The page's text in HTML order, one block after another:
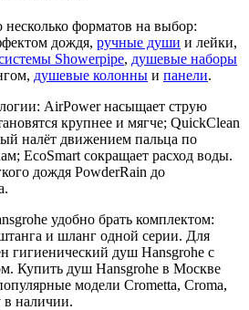
форматов на выбор:
дождя, ручные души и лейки,
Showerpipe, душевые наборы
душевые колонны и панели.
AirPower насыщает струю
крупнее и мягче; QuickClean
налёт движением пальца по
EcoSmart сокращает расход воды.
дождя PowderRain до
удобно брать комплектом:
и шланг одной серии. Для
гигиенический душ Hansgrohe с
Купить душ Hansgrohe в Москве
модели Crometta, Croma,
в наличии.